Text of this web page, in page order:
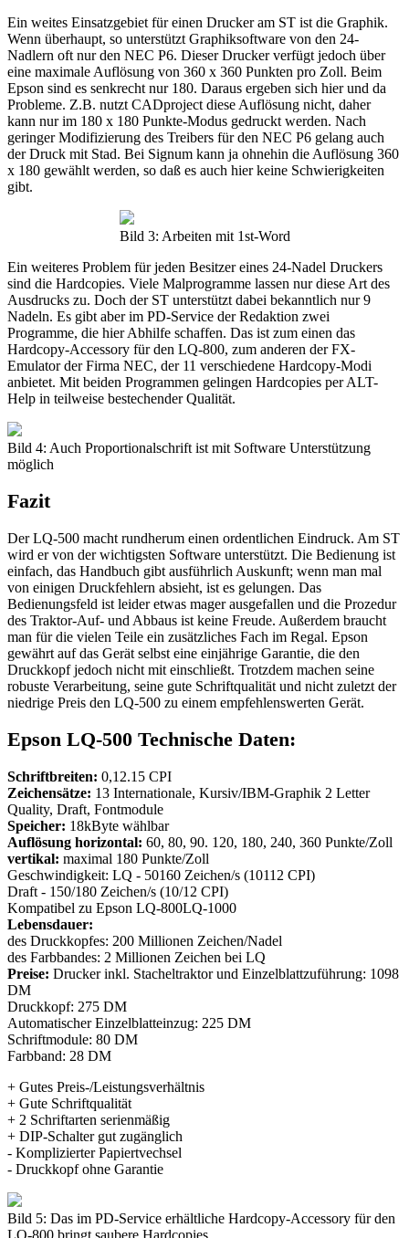
Ein weites Einsatzgebiet für einen Drucker am ST ist die Graphik.
Wenn überhaupt, so unterstützt Graphiksoftware von den 24-
Nadlern oft nur den NEC P6. Dieser Drucker verfügt jedoch über
eine maximale Auflösung von 360 x 360 Punkten pro Zoll. Beim
Epson sind es senkrecht nur 180. Daraus ergeben sich hier und da
Probleme. Z.B. nutzt CADproject diese Auflösung nicht, daher
kann nur im 180 x 180 Punkte-Modus gedruckt werden. Nach
geringer Modifizierung des Treibers für den NEC P6 gelang auch
der Druck mit Stad. Bei Signum kann ja ohnehin die Auflösung 360
x 180 gewählt werden, so daß es auch hier keine Schwierigkeiten
gibt.
Bild 3: Arbeiten mit 1st-Word
Ein weiteres Problem für jeden Besitzer eines 24-Nadel Druckers
sind die Hardcopies. Viele Malprogramme lassen nur diese Art des
Ausdrucks zu. Doch der ST unterstützt dabei bekanntlich nur 9
Nadeln. Es gibt aber im PD-Service der Redaktion zwei
Programme, die hier Abhilfe schaffen. Das ist zum einen das
Hardcopy-Accessory für den LQ-800, zum anderen der FX-
Emulator der Firma NEC, der 11 verschiedene Hardcopy-Modi
anbietet. Mit beiden Programmen gelingen Hardcopies per ALT-
Help in teilweise bestechender Qualität.
Bild 4: Auch Proportionalschrift ist mit Software Unterstützung
möglich
Fazit
Der LQ-500 macht rundherum einen ordentlichen Eindruck. Am ST
wird er von der wichtigsten Software unterstützt. Die Bedienung ist
einfach, das Handbuch gibt ausführlich Auskunft; wenn man mal
von einigen Druckfehlern absieht, ist es gelungen. Das
Bedienungsfeld ist leider etwas mager ausgefallen und die Prozedur
des Traktor-Auf- und Abbaus ist keine Freude. Außerdem braucht
man für die vielen Teile ein zusätzliches Fach im Regal. Epson
gewährt auf das Gerät selbst eine einjährige Garantie, die den
Druckkopf jedoch nicht mit einschließt. Trotzdem machen seine
robuste Verarbeitung, seine gute Schriftqualität und nicht zuletzt der
niedrige Preis den LQ-500 zu einem empfehlenswerten Gerät.
Epson LQ-500 Technische Daten:
Schriftbreiten: 0,12.15 CPI
Zeichensätze: 13 Internationale, Kursiv/IBM-Graphik 2 Letter
Quality, Draft, Fontmodule
Speicher: 18kByte wählbar
Auflösung horizontal: 60, 80, 90. 120, 180, 240, 360 Punkte/Zoll
vertikal: maximal 180 Punkte/Zoll
Geschwindigkeit: LQ - 50160 Zeichen/s (10112 CPI)
Draft - 150/180 Zeichen/s (10/12 CPI)
Kompatibel zu Epson LQ-800LQ-1000
Lebensdauer:
des Druckkopfes: 200 Millionen Zeichen/Nadel
des Farbbandes: 2 Millionen Zeichen bei LQ
Preise: Drucker inkl. Stacheltraktor und Einzelblattzuführung: 1098
DM
Druckkopf: 275 DM
Automatischer Einzelblatteinzug: 225 DM
Schriftmodule: 80 DM
Farbband: 28 DM
+ Gutes Preis-/Leistungsverhältnis
+ Gute Schriftqualität
+ 2 Schriftarten serienmäßig
+ DIP-Schalter gut zugänglich
- Komplizierter Papiertvechsel
- Druckkopf ohne Garantie
Bild 5: Das im PD-Service erhältliche Hardcopy-Accessory für den
LQ-800 bringt saubere Hardcopies.